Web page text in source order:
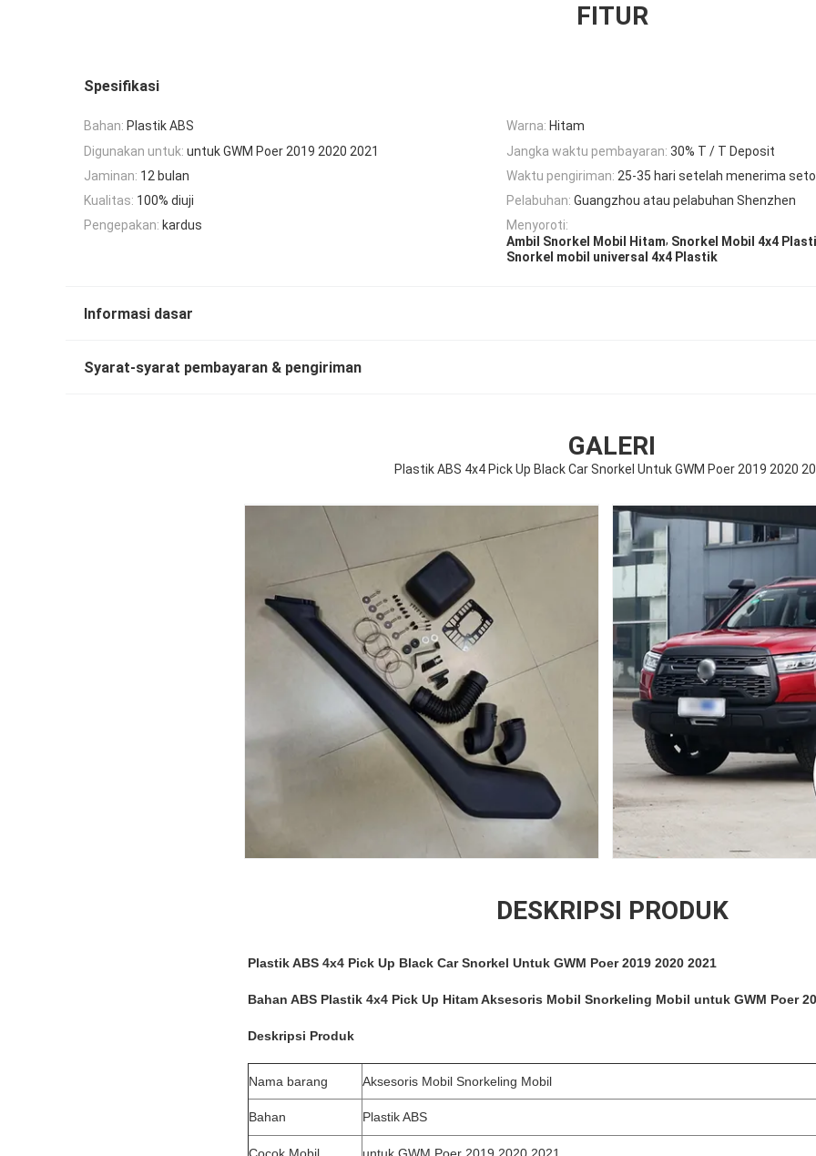
FITUR
Spesifikasi
Bahan: Plastik ABS Warna: Hitam
Digunakan untuk: untuk GWM Poer 2019 2020 2021 Jangka waktu pembayaran: 30% T / T Deposit
Jaminan: 12 bulan Waktu pengiriman: 25-35 hari setelah menerima
Kualitas: 100% diuji Pelabuhan: Guangzhou atau pelabuhan Shenzhen
Pengepakan: kardus
Menyoroti:
Ambil Snorkel Mobil Hitam, Snorkel Mobil 4x4
Snorkel mobil universal 4x4 Plastik
Informasi dasar
Syarat-syarat pembayaran & pengiriman
GALERI
Plastik ABS 4x4 Pick Up Black Car Snorkel Untuk GWM Poer 2019 2020
DESKRIPSI PRODUK
Plastik ABS 4x4 Pick Up Black Car Snorkel Untuk GWM Poer 2019 2020 2021
Bahan ABS Plastik 4x4 Pick Up Hitam Aksesoris Mobil Snorkeling Mobil untuk GWM Poer
Deskripsi Produk
Nama barang Aksesoris Mobil Snorkeling Mobil
Bahan Plastik ABS